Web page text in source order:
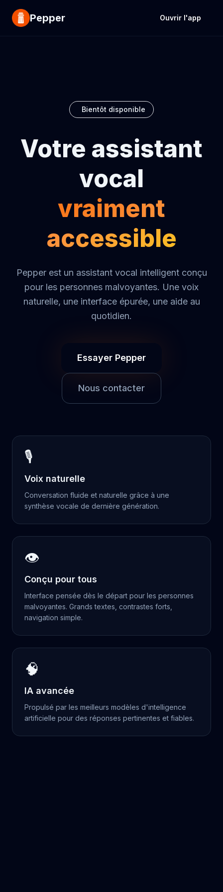
Pepper Ouvrir l'app
Bientôt disponible
Votre assistant
vocal
vraiment
accessible
Pepper est un assistant vocal intelligent conçu
pour les personnes malvoyantes. Une voix
naturelle, une interface épurée, une aide au
quotidien.
Essayer Pepper
Nous contacter
🎙️
Voix naturelle
Conversation fluide et naturelle grâce à une
synthèse vocale de dernière génération.
👁️
Conçu pour tous
Interface pensée dès le départ pour les personnes
malvoyantes. Grands textes, contrastes forts,
navigation simple.
🧠
IA avancée
Propulsé par les meilleurs modèles d'intelligence
artificielle pour des réponses pertinentes et fiables.